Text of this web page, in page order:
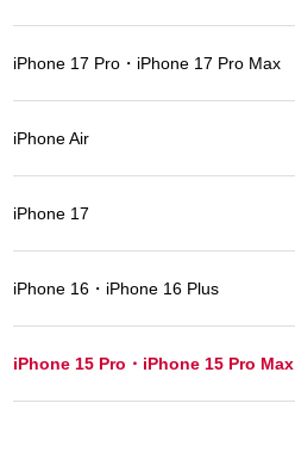
iPhone 17 Pro・iPhone 17 Pro Max
iPhone Air
iPhone 17
iPhone 16・iPhone 16 Plus
iPhone 15 Pro・iPhone 15 Pro Max